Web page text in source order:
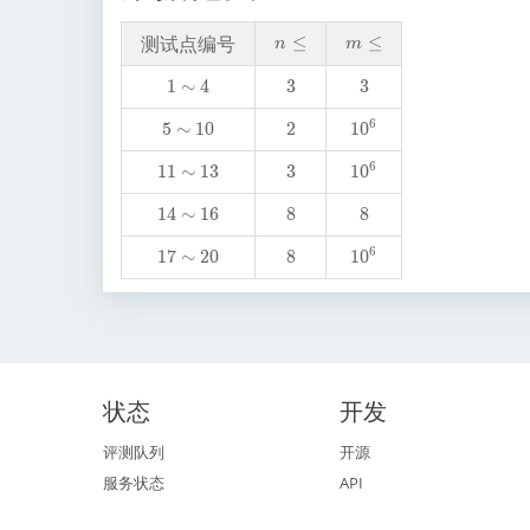
测试点编号
n
\
e
n ≤
m
\l
m ≤
1
\
si
m
4
1 ∼ 4 3
3 3
3
5
\
si
m
1
0
5 ∼ 10 2
2
1
0
^
6
106
1
1
\
si
m
1
11 ∼ 13 3
3
1
0
6
106
1
4
\
si
14 ∼ 16 8
8 8
8
1
7
17 ∼ 20 8
8
1
0
106
状态
评测队列
服务状态
开发
开源
API